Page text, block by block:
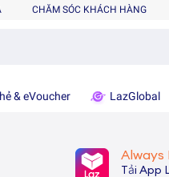
CHĂM SÓC KHÁCH HÀNG
& eVoucher LazGlobal
Always
Tải App